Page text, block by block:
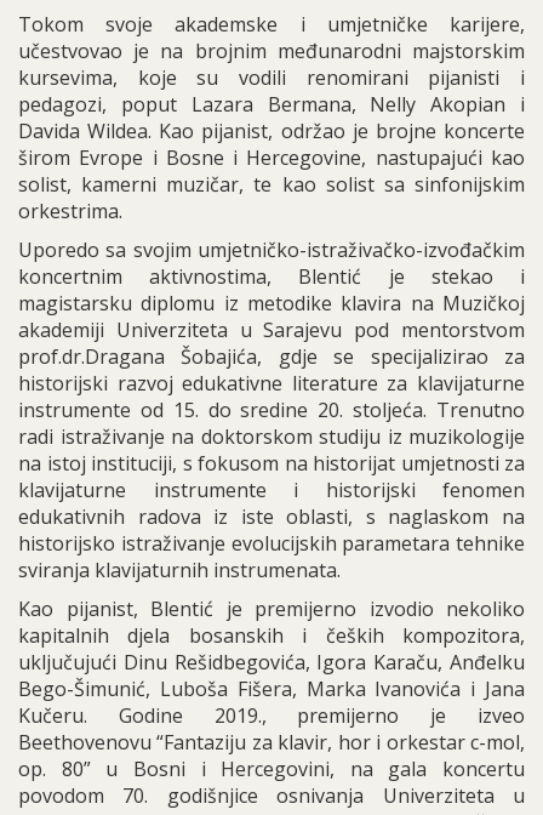
Tokom svoje akademske i umjetničke karijere,
učestvovao je na brojnim međunarodni majstorskim
kursevima, koje su vodili renomirani pijanisti i
pedagozi, poput Lazara Bermana, Nelly Akopian i
Davida Wildea. Kao pijanist, održao je brojne koncerte
širom Evrope i Bosne i Hercegovine, nastupajući kao
solist, kamerni muzičar, te kao solist sa sinfonijskim
orkestrima.
Uporedo sa svojim umjetničko-istraživačko-izvođačkim
koncertnim aktivnostima, Blentić je stekao i
magistarsku diplomu iz metodike klavira na Muzičkoj
akademiji Univerziteta u Sarajevu pod mentorstvom
prof.dr.Dragana Šobajića, gdje se specijalizirao za
historijski razvoj edukativne literature za klavijaturne
instrumente od 15. do sredine 20. stoljeća. Trenutno
radi istraživanje na doktorskom studiju iz muzikologije
na istoj instituciji, s fokusom na historijat umjetnosti za
klavijaturne instrumente i historijski fenomen
edukativnih radova iz iste oblasti, s naglaskom na
historijsko istraživanje evolucijskih parametara tehnike
sviranja klavijaturnih instrumenata.
Kao pijanist, Blentić je premijerno izvodio nekoliko
kapitalnih djela bosanskih i čeških kompozitora,
uključujući Dinu Rešidbegovića, Igora Karaču, Anđelku
Bego-Šimunić, Luboša Fišera, Marka Ivanovića i Jana
Kučeru. Godine 2019., premijerno je izveo
Beethovenovu “Fantaziju za klavir, hor i orkestar c-mol,
op. 80” u Bosni i Hercegovini, na gala koncertu
povodom 70. godišnjice osnivanja Univerziteta u